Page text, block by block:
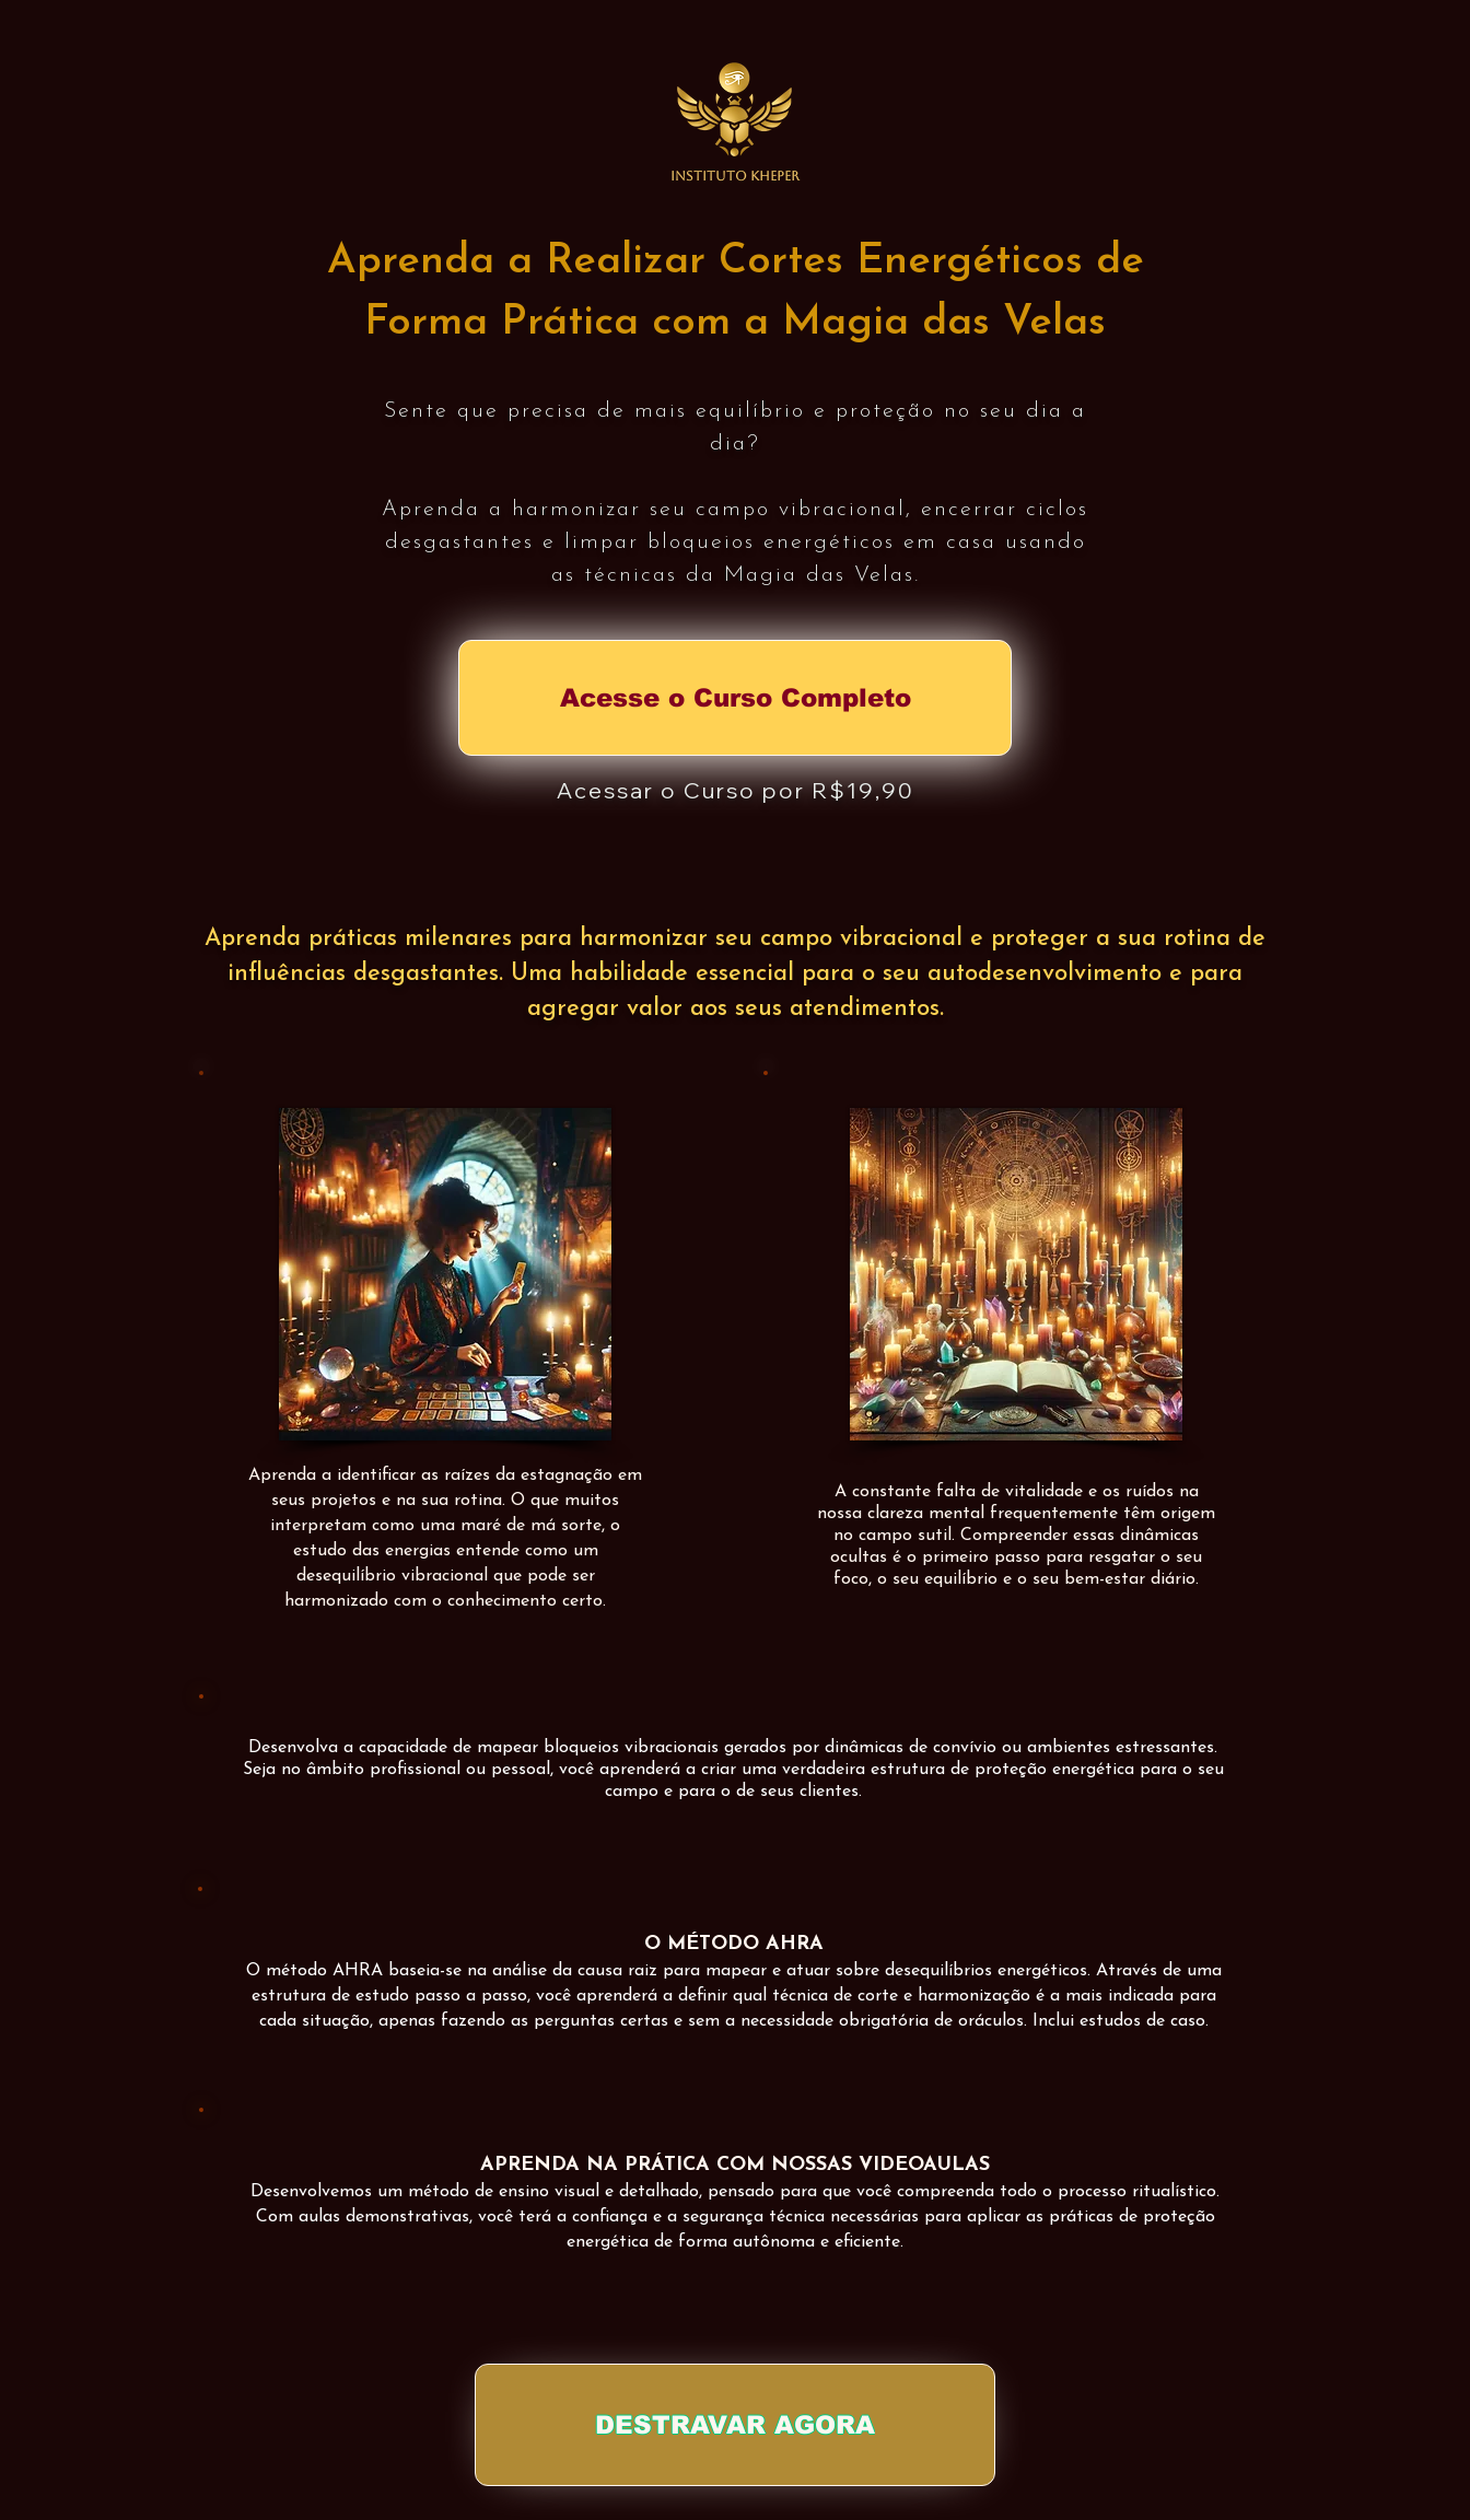
INSTITUTO KHEPER
Aprenda a Realizar Cortes Energéticos de
Forma Prática com a Magia das Velas
Sente que precisa de mais equilíbrio e proteção no seu dia a
dia?
Aprenda a harmonizar seu campo vibracional, encerrar ciclos
desgastantes e limpar bloqueios energéticos em casa usando
as técnicas da Magia das Velas.
Acesse o Curso Completo
Acessar o Curso por R$19,90
Aprenda práticas milenares para harmonizar seu campo vibracional e proteger a sua rotina de
influências desgastantes. Uma habilidade essencial para o seu autodesenvolvimento e para
agregar valor aos seus atendimentos.
Aprenda a identificar as raízes da estagnação em
seus projetos e na sua rotina. O que muitos
interpretam como uma maré de má sorte, o
estudo das energias entende como um
desequilíbrio vibracional que pode ser
harmonizado com o conhecimento certo.
A constante falta de vitalidade e os ruídos na
nossa clareza mental frequentemente têm origem
no campo sutil. Compreender essas dinâmicas
ocultas é o primeiro passo para resgatar o seu
foco, o seu equilíbrio e o seu bem-estar diário.
Desenvolva a capacidade de mapear bloqueios vibracionais gerados por dinâmicas de convívio ou ambientes estressantes.
Seja no âmbito profissional ou pessoal, você aprenderá a criar uma verdadeira estrutura de proteção energética para o seu
campo e para o de seus clientes.
O MÉTODO AHRA
O método AHRA baseia-se na análise da causa raiz para mapear e atuar sobre desequilíbrios energéticos. Através de uma
estrutura de estudo passo a passo, você aprenderá a definir qual técnica de corte e harmonização é a mais indicada para
cada situação, apenas fazendo as perguntas certas e sem a necessidade obrigatória de oráculos. Inclui estudos de caso.
APRENDA NA PRÁTICA COM NOSSAS VIDEOAULAS
Desenvolvemos um método de ensino visual e detalhado, pensado para que você compreenda todo o processo ritualístico.
Com aulas demonstrativas, você terá a confiança e a segurança técnica necessárias para aplicar as práticas de proteção
energética de forma autônoma e eficiente.
DESTRAVAR AGORA